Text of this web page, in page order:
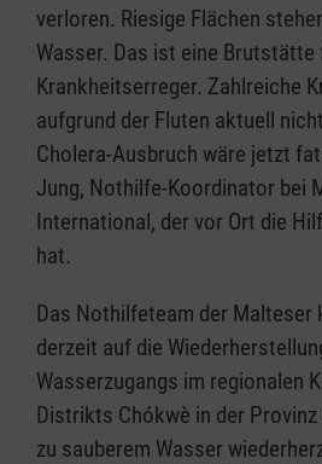
verloren. Riesige Flächen
Wasser. Das ist eine Brutstätte
Krankheitserreger. Zahlreiche
aufgrund der Fluten aktuell
Cholera-Ausbruch wäre jetzt
Jung, Nothilfe-Koordinator bei
International, der vor Ort die
hat.
Das Nothilfeteam der Malteser
derzeit auf die
Wasserzugangs im regionalen
Distrikts Chókwè in der Provinz
zu sauberem Wasser